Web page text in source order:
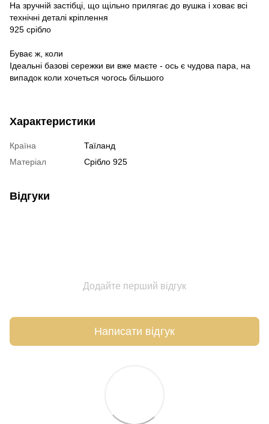
На зручній застібці, що щільно прилягає до вушка і ховає всі
технічні деталі кріплення
925 срібло
Буває ж, коли
Ідеальні базові сережки ви вже маєте - ось є чудова пара, на
випадок коли хочеться чогось більшого
Характеристики
Країна
Таїланд
Матеріал
Срібло 925
Відгуки
Додайте перший відгук
Написати відгук